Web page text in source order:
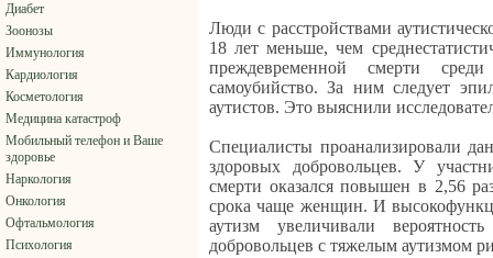
Диабет
Зоонозы
Иммунология
Кардиология
Косметология
Медицина катастроф
Мобильный телефон и Ваше
здоровье
Наркология
Онкология
Офтальмология
Психология
Люди с расстройствами
18 лет меньше, чем
преждевременной смерти
самоубийство. За ним следует
аутистов. Это выяснили
Специалисты проанализировали
здоровых добровольцев. У
смерти оказался повышен в 2,56
срока чаще женщин. И
аутизм увеличивали
добровольцев с тяжелым аутизмом